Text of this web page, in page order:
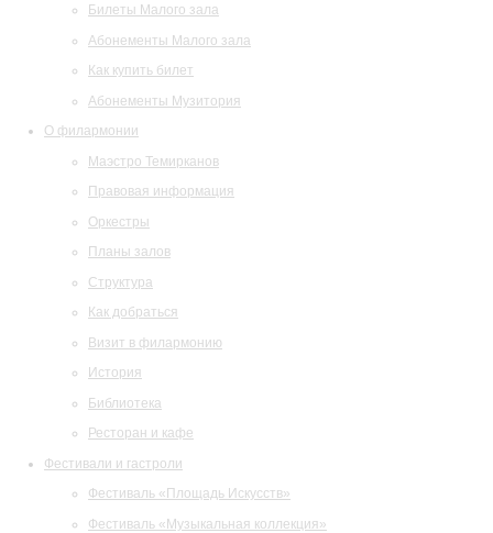
Билеты Малого зала
Абонементы Малого зала
Как купить билет
Абонементы Музитория
О филармонии
Маэстро Темирканов
Правовая информация
Оркестры
Планы залов
Структура
Как добраться
Визит в филармонию
История
Библиотека
Ресторан и кафе
Фестивали и гастроли
Фестиваль «Площадь Искусств»
Фестиваль «Музыкальная коллекция»